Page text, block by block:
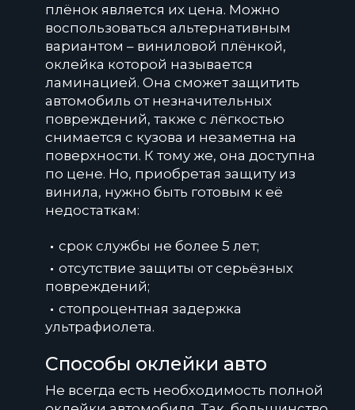
плёнок является их цена. Можно
воспользоваться альтернативным
вариантом – виниловой плёнкой,
оклейка которой называется
ламинацией. Она сможет защитить
автомобиль от незначительных
повреждений, также с лёгкостью
снимается с кузова и незаметна на
поверхности. К тому же, она доступна
по цене. Но, приобретая защиту из
винила, нужно быть готовым к её
недостаткам:
срок службы не более 5 лет;
отсутствие защиты от серьёзных
повреждений;
стопроцентная задержка
ультрафиолета.
Способы оклейки авто
Не всегда есть необходимость полной